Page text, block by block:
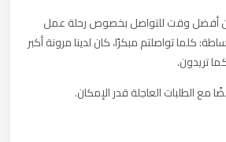
أفضل وقت للتواصل بخصوص رحلة عمل
كلما تواصلتم مبكرًا، كان لدينا مرونة أكبر
تريدون.
مع الطلبات العاجلة قدر الإمكان.